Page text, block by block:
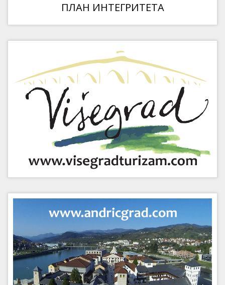
ПЛАН ИНТЕГРИТЕТА